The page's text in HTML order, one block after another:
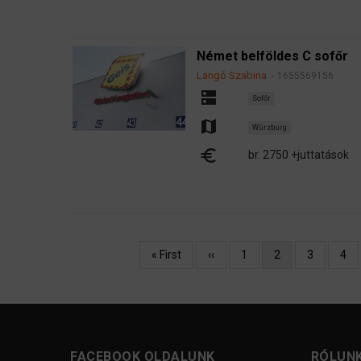
Német belföldes C sofőr
Langó Szabina 1655569156
dns Sofőr
map Würzburg
euro br. 2750 +juttatások
Oldalszámozás
Első
« First
Előző
‹‹ Oldal
1
Jelenlegi
2 Oldal
3 Oldal
4
FACEBOOK OLDALUNK